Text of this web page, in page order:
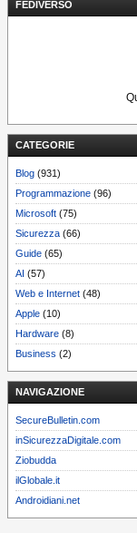
FEDIVERSO
CATEGORIE
Blog (931)
Programmazione (96)
Microsoft (75)
Sicurezza (66)
Guide (65)
AI (57)
Web e Internet (48)
Apple (10)
Hardware (8)
Business (2)
NAVIGAZIONE
SecureBulletin.com
inSicurezzaDigitale.com
Ziobudda
ilGlobale.it
Androidiani.net